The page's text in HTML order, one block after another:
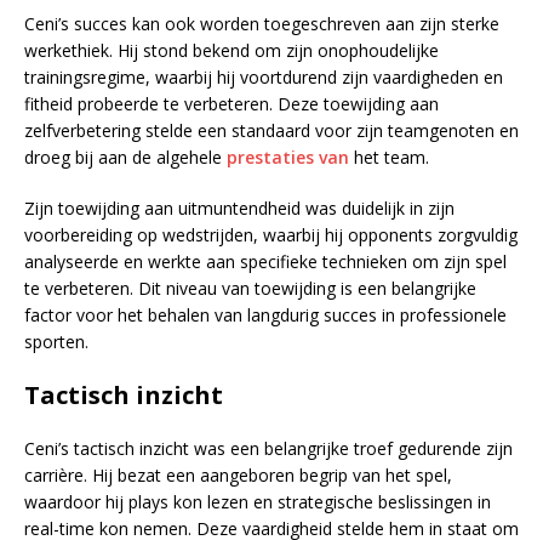
Ceni’s succes kan ook worden toegeschreven aan zijn sterke
werkethiek. Hij stond bekend om zijn onophoudelijke
trainingsregime, waarbij hij voortdurend zijn vaardigheden en
fitheid probeerde te verbeteren. Deze toewijding aan
zelfverbetering stelde een standaard voor zijn teamgenoten en
droeg bij aan de algehele prestaties van het team.
Zijn toewijding aan uitmuntendheid was duidelijk in zijn
voorbereiding op wedstrijden, waarbij hij opponents zorgvuldig
analyseerde en werkte aan specifieke technieken om zijn spel
te verbeteren. Dit niveau van toewijding is een belangrijke
factor voor het behalen van langdurig succes in professionele
sporten.
Tactisch inzicht
Ceni’s tactisch inzicht was een belangrijke troef gedurende zijn
carrière. Hij bezat een aangeboren begrip van het spel,
waardoor hij plays kon lezen en strategische beslissingen in
real-time kon nemen. Deze vaardigheid stelde hem in staat om